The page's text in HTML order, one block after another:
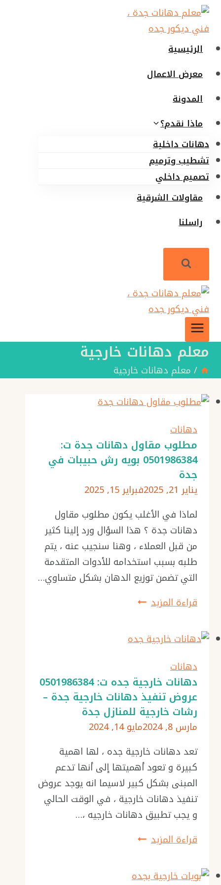
التجاوز
إلى
المحتوى
الرئيسية
معرض الاعمال
المدونة
ماذا نقدم؟
دهانات داخلية
تشطيب وترميم
تصميم داخلي
مقاولات الشرقية
راسلنا
معلم دهانات خارجية
/ معلم دهانات خارجية
دهانات
مطلوب مقاول دهانات جدة ت:
0501986384 بويه رش حبيبات في
جدة
يناير 21, 2025
فبراير 15, 2025
لماذا في الأغلب يكون مطلوب مقاول
دهانات جدة ؟ هذا السؤال ورد إلينا كثير
من قبل العملاء ، وهنا سنجيب عنه ، يتم
طلبه بسبب استخدامه للأدوات المتقدمة
التي تضمن توزيع الدهان بشكل متساوي…
قراءة المزيدمطلوب
دهانات
جدة
0501986384
بويه
رش
حبيبات
في
جدة
دهانات
دهانات خارجية جده ت: 0501986384
عروض تنفيذ دهانات خارجية جدة –
رشات خارجية للمنازل جدة
مارس 8, 2024
مايو 14, 2024
تعد دهانات خارجية جده ، لها اهمية
كبيرة و تعود أهميتها إلى أنها تدعم
المبنى بشكل كبير لاسيما انه يوجد عروض
تنفيذ دهانات خارجية ، في الوقت الحالي
و يجب تطبيق دهانات خارجيه ،…
قراءة المزيددهانات
جده